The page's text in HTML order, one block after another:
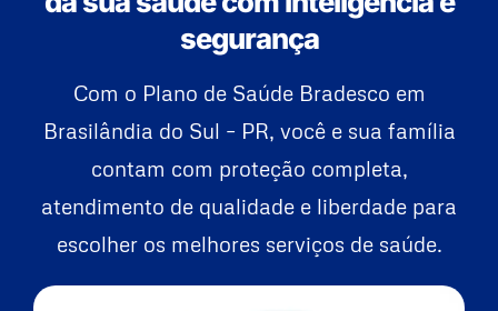
segurança
Com o Plano de Saúde Bradesco em
Brasilândia do Sul – PR, você e sua família
contam com proteção completa,
atendimento de qualidade e liberdade para
escolher os melhores serviços de saúde.